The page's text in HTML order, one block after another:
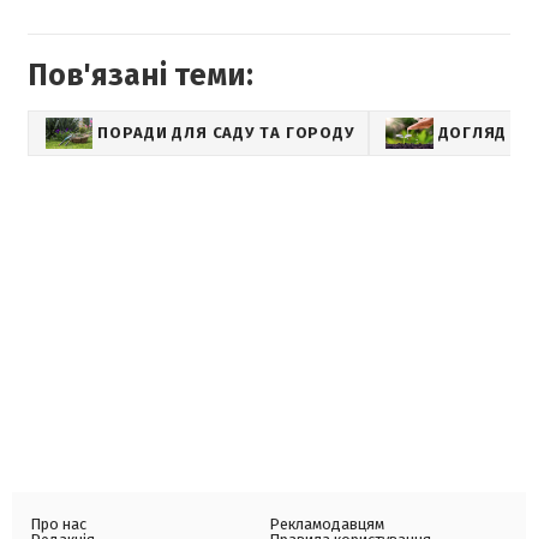
Пов'язані теми:
ПОРАДИ ДЛЯ САДУ ТА ГОРОДУ ДОГЛЯД
Про нас
Рекламодавцям